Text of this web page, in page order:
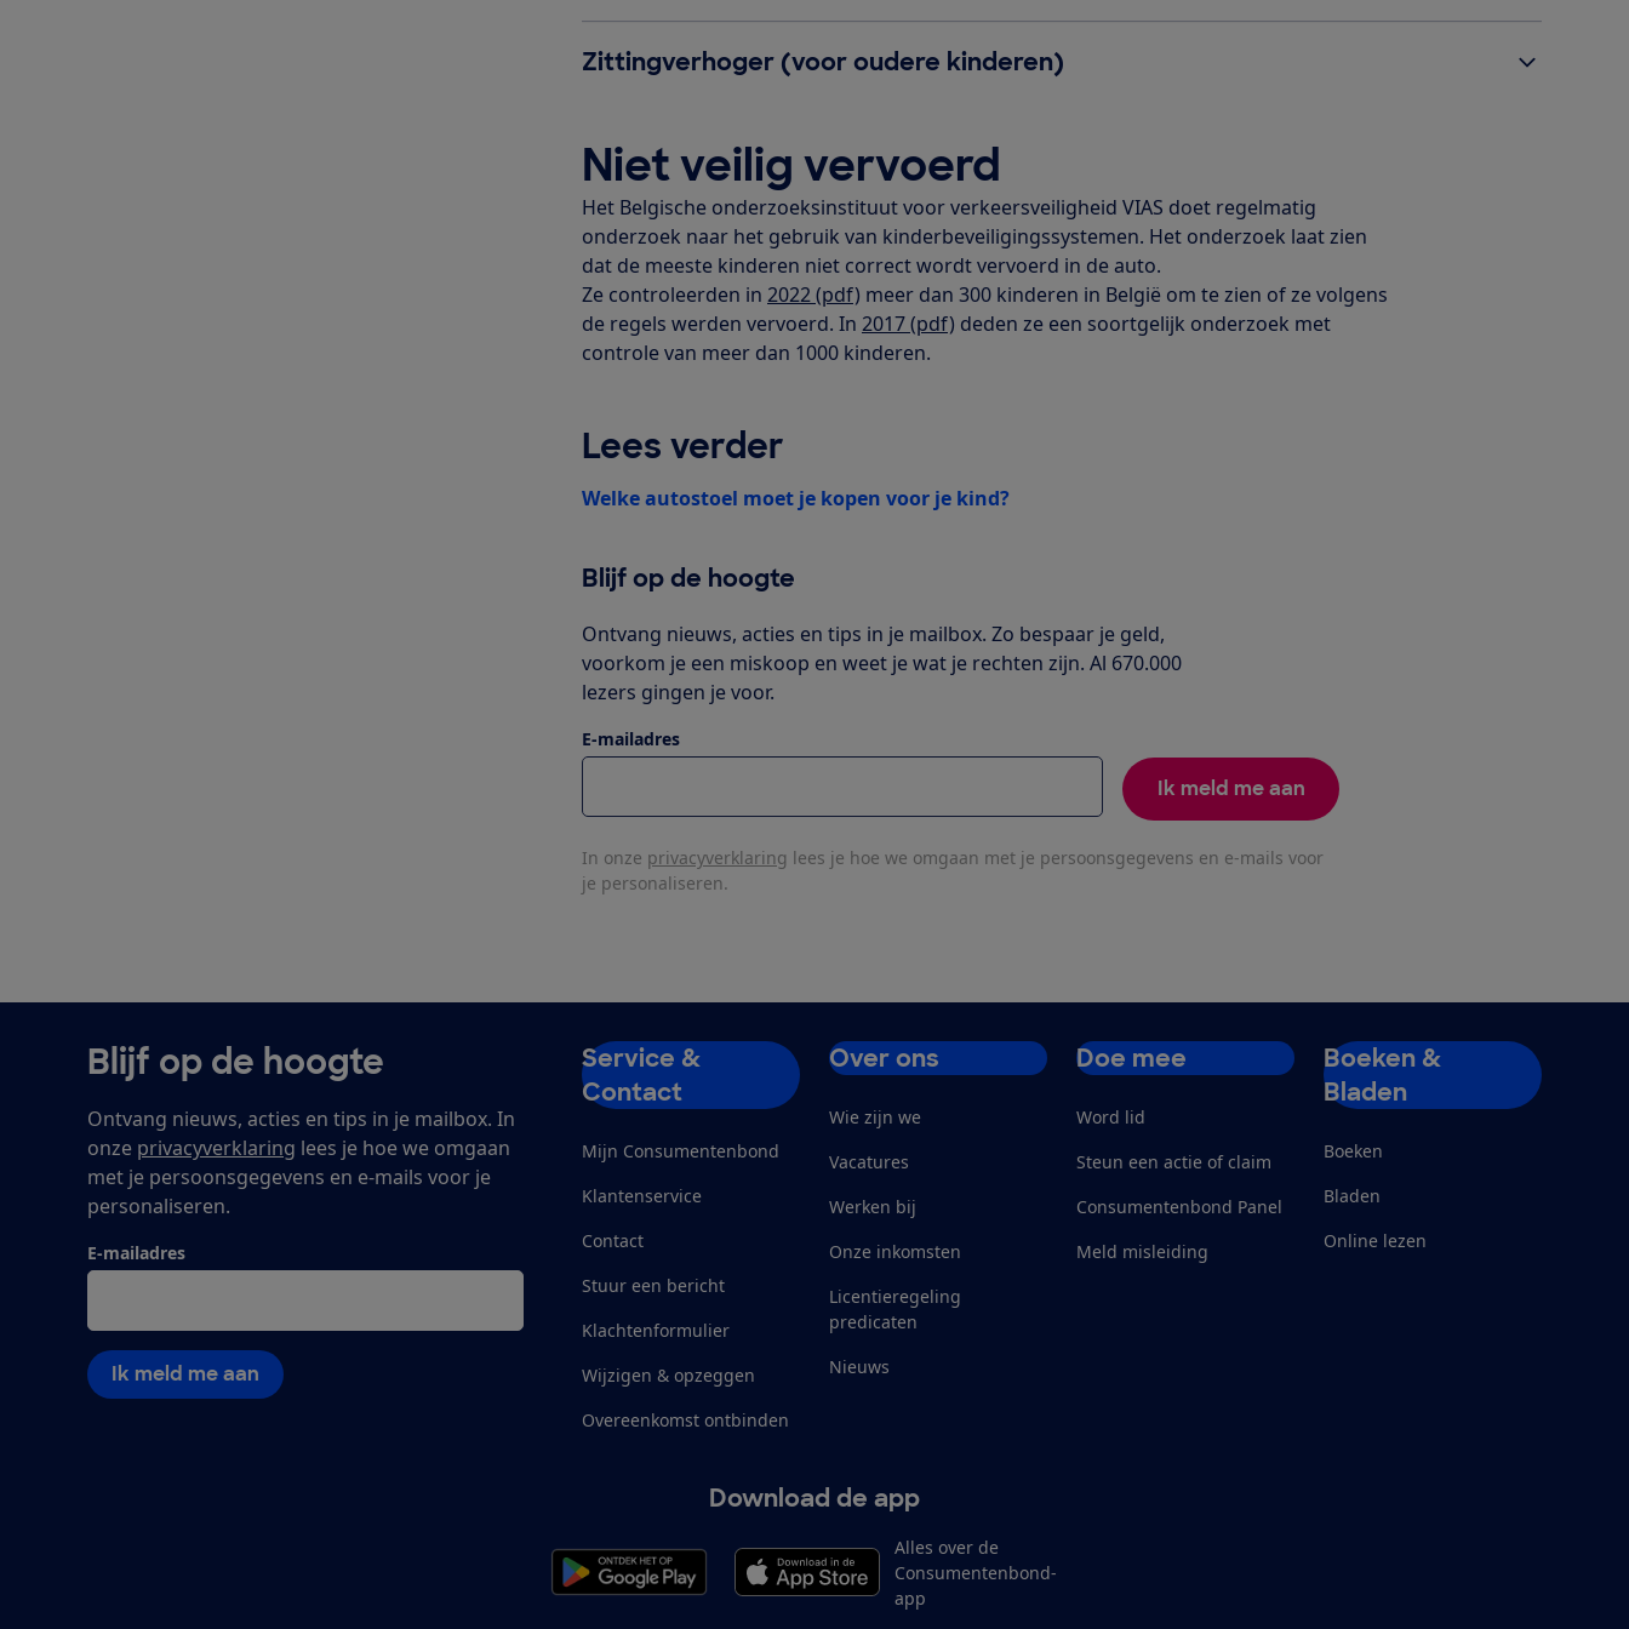
Zittingverhoger (voor oudere kinderen)
Niet veilig vervoerd
Het Belgische onderzoeksinstituut voor verkeersveiligheid VIAS doet regelmatig
onderzoek naar het gebruik van kinderbeveiligingssystemen. Het onderzoek laat zien
dat de meeste kinderen niet correct wordt vervoerd in de auto.
Ze controleerden in 2022 (pdf) meer dan 300 kinderen in België om te zien of ze volgens
de regels werden vervoerd. In 2017 (pdf) deden ze een soortgelijk onderzoek met
controle van meer dan 1000 kinderen.
Lees verder
Welke autostoel moet je kopen voor je kind?
Blijf op de hoogte
Ontvang nieuws, acties en tips in je mailbox. Zo bespaar je geld,
voorkom je een miskoop en weet je wat je rechten zijn. Al 670.000
lezers gingen je voor.
E-mailadres
Ik meld me aan
In onze privacyverklaring lees je hoe we omgaan met je persoonsgegevens en e-mails voor
je personaliseren.
Blijf op de hoogte
Ontvang nieuws, acties en tips in je mailbox. In
onze privacyverklaring lees je hoe we omgaan
met je persoonsgegevens en e-mails voor je
personaliseren.
E-mailadres
Ik meld me aan
Service &
Contact
Mijn Consumentenbond
Klantenservice
Contact
Stuur een bericht
Klachtenformulier
Wijzigen & opzeggen
Overeenkomst ontbinden
Over ons
Wie zijn we
Vacatures
Werken bij
Onze inkomsten
Licentieregeling
predicaten
Nieuws
Doe mee
Word lid
Steun een actie of claim
Consumentenbond Panel
Meld misleiding
Boeken &
Bladen
Boeken
Bladen
Online lezen
Download de app
Alles over de
Consumentenbond-
app